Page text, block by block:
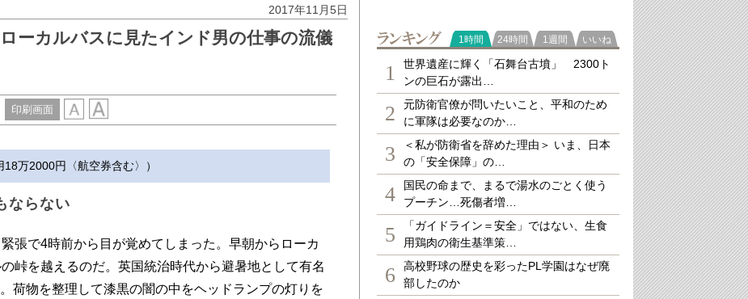
2017年11月5日
ーカルバスに見たインド男の仕事の流儀
印刷画面
万2000円〈航空券含む〉）
ならない
張で4時前から目が覚めてしまった。早朝からローカ
峠を越えるのだ。英国統治時代から避暑地として有名
荷物を整理して漆黒の闇の中をヘッドランプの灯りを
ランキング
1時間 24時間 1週間 いいね
1
世界遺産に輝く「石舞台古墳」 2300ト
ンの巨石が露出…
2
元防衛官僚が問いたいこと、平和のため
に軍隊は必要なのか…
3
＜私が防衛省を辞めた理由＞ いま、日本
の「安全保障」の…
4
国民の命まで、まるで湯水のごとく使う
プーチン…死傷者増…
5
「ガイドライン＝安全」ではない、生食
用鶏肉の衛生基準策…
6
高校野球の歴史を彩ったPL学園はなぜ廃
部したのか